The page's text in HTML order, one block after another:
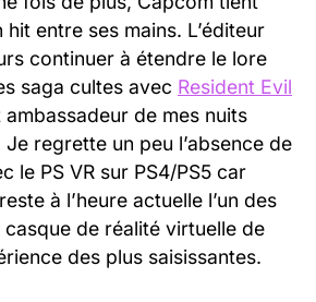
entre ses mains. L’éditeur
continuer à étendre le lore
saga cultes avec Resident Evil
de mes nuits
regrette un peu l’absence de
le PS VR sur PS4/PS5 car
reste à l’heure actuelle l’un des
casque de réalité virtuelle de
des plus saisissantes.